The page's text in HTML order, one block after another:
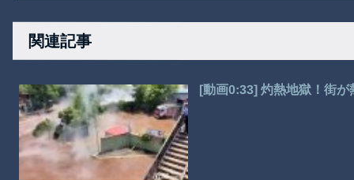
関連記事
[動画0:33] 灼熱地獄！街